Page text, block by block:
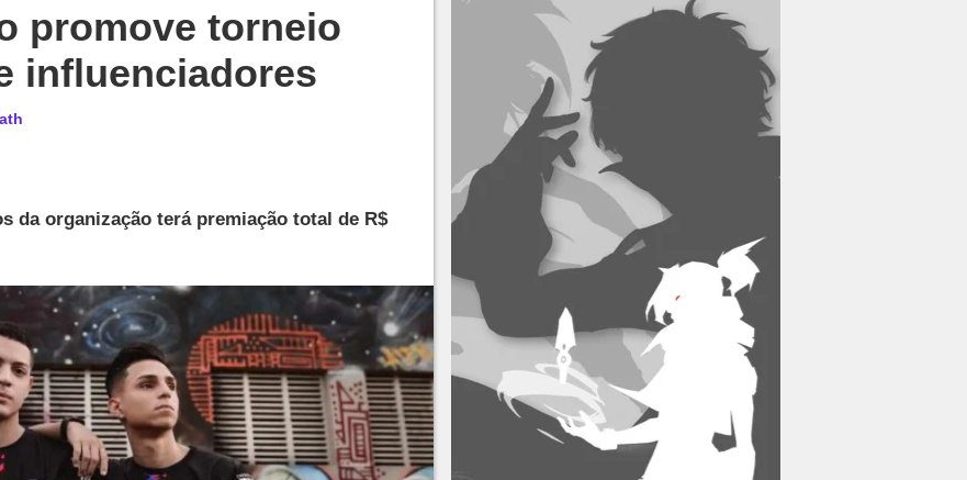
promove torneio
influenciadores
da organização terá premiação total de R$